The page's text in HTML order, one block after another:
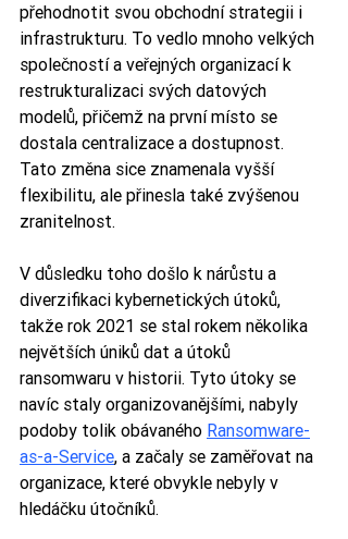
přehodnotit svou obchodní strategii i
infrastrukturu. To vedlo mnoho velkých
společností a veřejných organizací k
restrukturalizaci svých datových
modelů, přičemž na první místo se
dostala centralizace a dostupnost.
Tato změna sice znamenala vyšší
flexibilitu, ale přinesla také zvýšenou
zranitelnost.
V důsledku toho došlo k nárůstu a
diverzifikaci kybernetických útoků,
takže rok 2021 se stal rokem několika
největších úniků dat a útoků
ransomwaru v historii. Tyto útoky se
navíc staly organizovanějšími, nabyly
podoby tolik obávaného Ransomware-
as-a-Service, a začaly se zaměřovat na
organizace, které obvykle nebyly v
hledáčku útočníků.